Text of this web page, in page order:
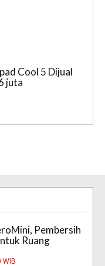
Cool 5 Dijual
juta
Pembersih
Ruang
WIB